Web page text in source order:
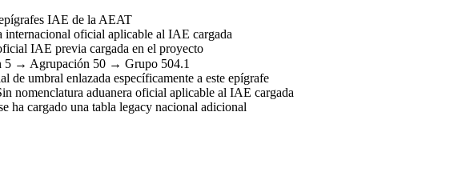
IAE de la AEAT
oficial aplicable al IAE cargada
IAE previa cargada en el proyecto
→ Agrupación 50 → Grupo 504.1
de umbral enlazada específicamente a este epígrafe
nomenclatura aduanera oficial aplicable al IAE cargada
ha cargado una tabla legacy nacional adicional